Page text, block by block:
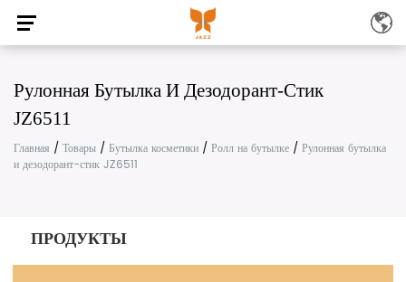
Рулонная Бутылка И Дезодорант-Стик
JZ6511
Главная / Товары / Бутылка косметики / Ролл на бутылке / Рулонная бутылка
и дезодорант-стик JZ6511
ПРОДУКТЫ